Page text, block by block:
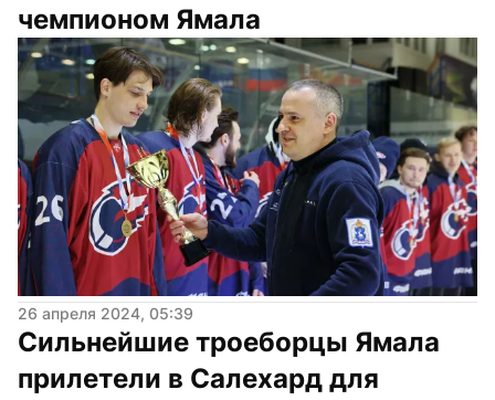
чемпионом Ямала
26 апреля 2024, 05:39
Сильнейшие троеборцы Ямала
прилетели в Салехард для